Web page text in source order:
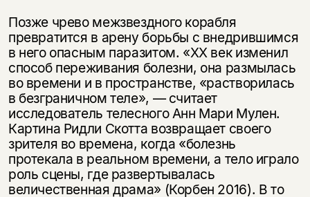
Позже чрево межзвездного корабля
превратится в арену борьбы с внедрившимся
в него опасным паразитом. «XX век изменил
способ переживания болезни, она размылась
во времени и в пространстве, «растворилась
в безграничном теле», — считает
исследователь телесного Анн Мари Мулен.
Картина Ридли Скотта возвращает своего
зрителя во времена, когда «болезнь
протекала в реальном времени, а тело играло
роль сцены, где развертывалась
величественная драма» (Корбен 2016). В то